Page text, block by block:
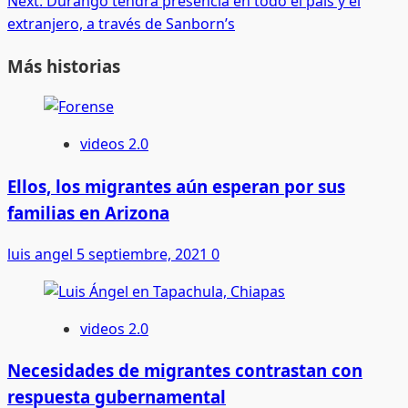
extranjero, a través de Sanborn’s
Más historias
videos 2.0
Ellos, los migrantes aún esperan por sus
familias en Arizona
luis angel 5 septiembre, 2021 0
videos 2.0
Necesidades de migrantes contrastan con
respuesta gubernamental